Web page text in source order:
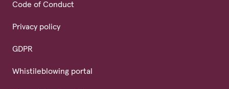
Code of Conduct
Privacy policy
GDPR
Whistileblowing portal